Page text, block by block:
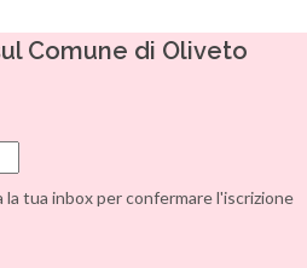
Comune di Oliveto
tua inbox per confermare l'iscrizione